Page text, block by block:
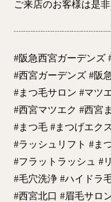
ご来店のお客様は是
#阪急西宮ガーデンズ
#西宮ガーデンズ #阪
#まつ毛サロン #マツ
#西宮マツエク #西宮
#まつ毛 #まつげエク
#ラッシュリフト #ま
#フラットラッシュ #
#毛穴洗浄 #ハイドラ
#西宮北口 #眉毛サロ